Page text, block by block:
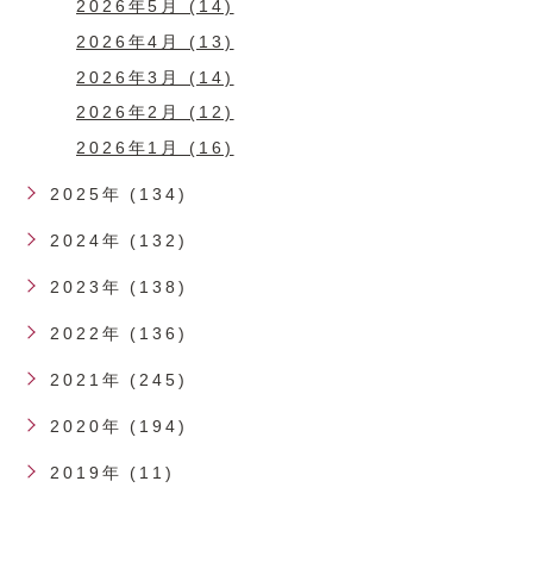
2026年5月 (14)
2026年4月 (13)
2026年3月 (14)
2026年2月 (12)
2026年1月 (16)
2025年 (134)
2024年 (132)
2023年 (138)
2022年 (136)
2021年 (245)
2020年 (194)
2019年 (11)